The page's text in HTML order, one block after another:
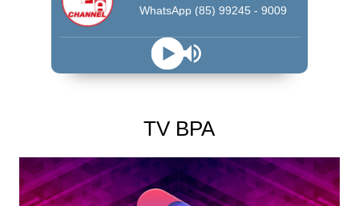
WhatsApp (85) 99245 - 9009
TV BPA